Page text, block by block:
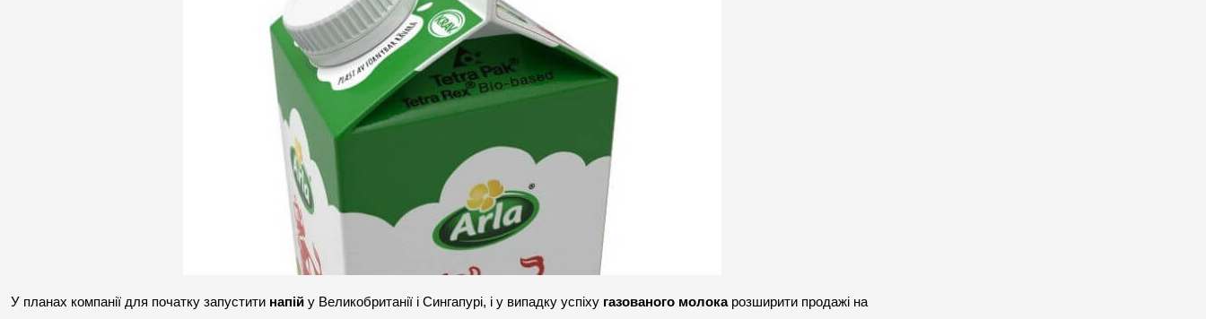
У планах компанії для початку запустити напій у Великобританії і Сингапурі, і у випадку успіху газованого молока розширити продажі на